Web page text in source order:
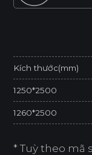
Kích thước(mm)
1250*2500
1260*2500
* Tuỳ theo mã